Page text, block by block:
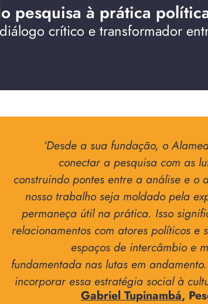
pesquisa à prática
crítico e transformador
‘Desde a sua fundação, o
conectar a pesquisa com as
construindo pontes entre a análise e o
nosso trabalho seja moldado pela
permaneça útil na prática. Isso
relacionamentos com atores políticos e
espaços de intercâmbio e
fundamentada nas lutas em
incorporar essa estratégia social à
Gabriel Tupinambá,